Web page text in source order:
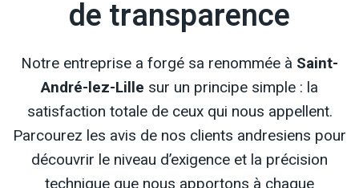
de transparence
Notre entreprise a forgé sa renommée à Saint-
André-lez-Lille sur un principe simple : la
satisfaction totale de ceux qui nous appellent.
Parcourez les avis de nos clients andresiens pour
découvrir le niveau d’exigence et la précision
technique que nous apportons à chaque